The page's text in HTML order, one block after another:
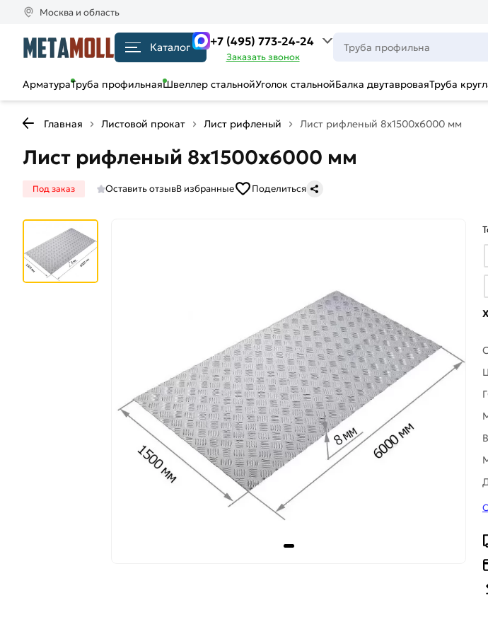
Москва и область
Каталог +7 (495) 773-24-24
Заказать звонок
АрматураТруба профильнаяШвеллер стальнойУголок стальнойБалка двутавроваяТруба
Главная Листовой прокат Лист рифленый Лист рифленый 8х1500х6000 мм
Лист рифленый 8х1500х6000 мм
Под заказ Оставить отзывВ избранные Поделиться